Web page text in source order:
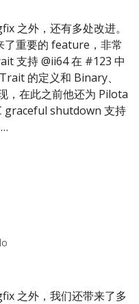
之外，还有多处改进。
了重要的 feature，非常
支持 @ii64 在 #123 中
的定义和 Binary、
，在此之前他还为 Pilota
graceful shutdown 支持
之外，我们还带来了多